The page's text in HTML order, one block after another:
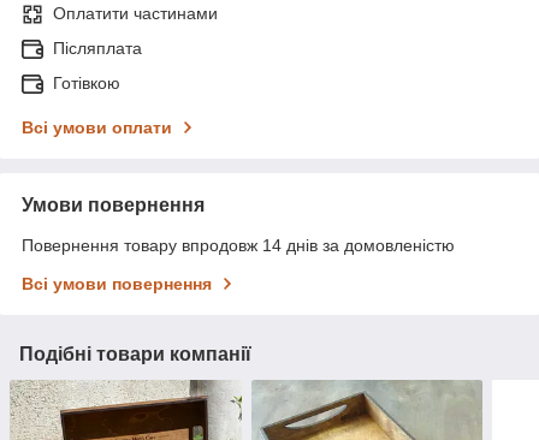
Оплатити частинами
Післяплата
Готівкою
Всі умови оплати
Умови повернення
Повернення товару впродовж 14 днів за домовленістю
Всі умови повернення
Подібні товари компанії